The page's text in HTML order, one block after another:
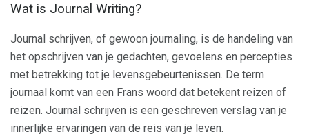
Wat is Journal Writing?
Journal schrijven, of gewoon journaling, is de handeling van
het opschrijven van je gedachten, gevoelens en percepties
met betrekking tot je levensgebeurtenissen. De term
journaal komt van een Frans woord dat betekent reizen of
reizen. Journal schrijven is een geschreven verslag van je
innerlijke ervaringen van de reis van je leven.